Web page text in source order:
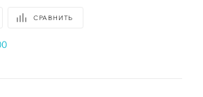
СРАВНИТЬ